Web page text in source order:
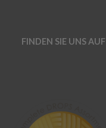
FINDEN SIE UNS AUF